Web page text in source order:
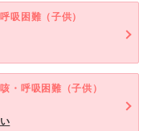
吸困難（子供）
・呼吸困難（子供）